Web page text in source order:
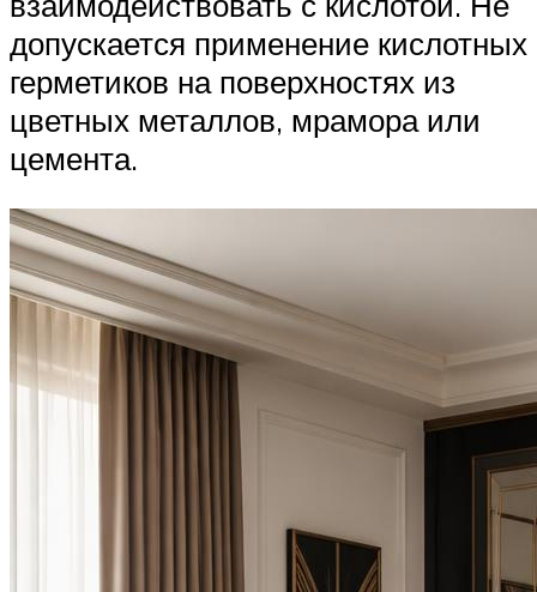
допускается применение кислотных
герметиков на поверхностях из
цветных металлов, мрамора или
цемента.